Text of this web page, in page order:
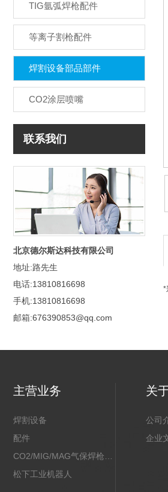
TIG氩弧焊枪配件
等离子割枪配件
焊割设备部品部件
CO2涂层喷嘴
联系我们
北京德尔斯达科技有限公司
地址:路先生
电话:13810816698
手机:13810816698
邮箱:676390853@qq.com
*
主营业务
焊割设备
配件
CO2/MIG/MAG气保焊枪配件
松下工业机器人
关
公司
企业